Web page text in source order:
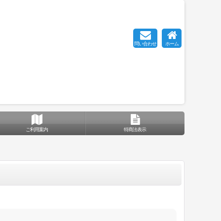
問い合わせ ホーム
ご利用案内 特商法表示